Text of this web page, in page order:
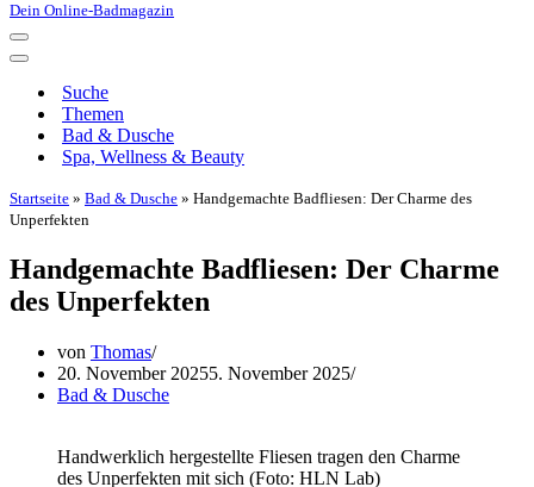
Dein Online-Badmagazin
Navigationsmenü
Navigationsmenü
Suche
Themen
Bad & Dusche
Spa, Wellness & Beauty
Startseite » Bad & Dusche » Handgemachte Badfliesen: Der Charme des
Unperfekten
Handgemachte Badfliesen: Der Charme
des Unperfekten
von Thomas
20. November 20255. November 2025
Bad & Dusche
Handwerklich hergestellte Fliesen tragen den Charme
des Unperfekten mit sich (Foto: HLN Lab)